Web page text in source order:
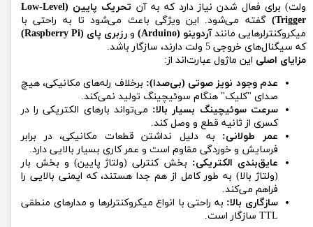
ولت) برای فعال شدن نیاز دارد که به آن
تحریک پایین (Low-Level
Trigger)
گفته می‌شود. این ویژگی باعث می‌شود تا به راحتی با
میکروکنترلرهایی مانندآردوینو (Arduino) و رزبری پای (Raspberry Pi)
که سیگنال‌های خروجی 5 ولت دارند، سازگار باشد.
مزایای اصلی این ماژول عبارت‌اند از:
عدم وجود نویز صوتی (بی‌صدا): برخلاف رله‌های مکانیکی، هیچ
صدای "کلیک" هنگام سوئیچینگ تولید نمی‌کند.
سرعت سوئیچینگ بسیار بالا: می‌تواند بارهای الکتریکی را در
کسری از ثانیه قطع و وصل کند.
عمر طولانی: به دلیل نداشتن قطعات مکانیکی، در برابر
فرسایش و خوردگی مقاوم است و عمر کاری بسیار بالایی دارد.
عایق‌بندی الکتریکی: بخش کنترلی (ولتاژ پایین) و بخش بار
(ولتاژ بالا) به طور کامل از هم جدا هستند، که ایمنی بالایی را
فراهم می‌کند.
سازگاری بالا: به راحتی با انواع میکروکنترلرها و مدارهای منطقی
TTL سازگار است.